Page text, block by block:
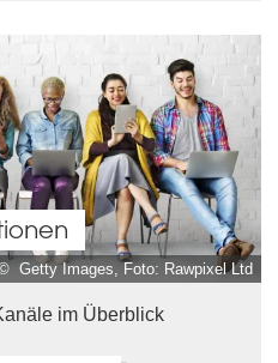
Getty Images, Foto: Rawpixel Ltd
im Überblick